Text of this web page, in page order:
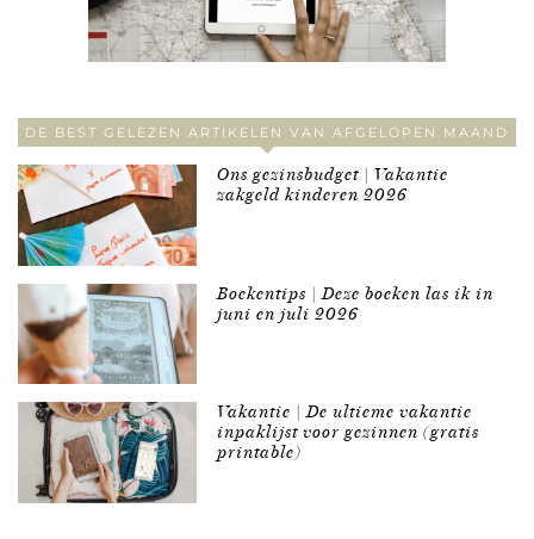
DE BEST GELEZEN ARTIKELEN VAN AFGELOPEN MAAND
Ons gezinsbudget | Vakantie
zakgeld kinderen 2026
Boekentips | Deze boeken las ik in
juni en juli 2026
Vakantie | De ultieme vakantie
inpaklijst voor gezinnen (gratis
printable)